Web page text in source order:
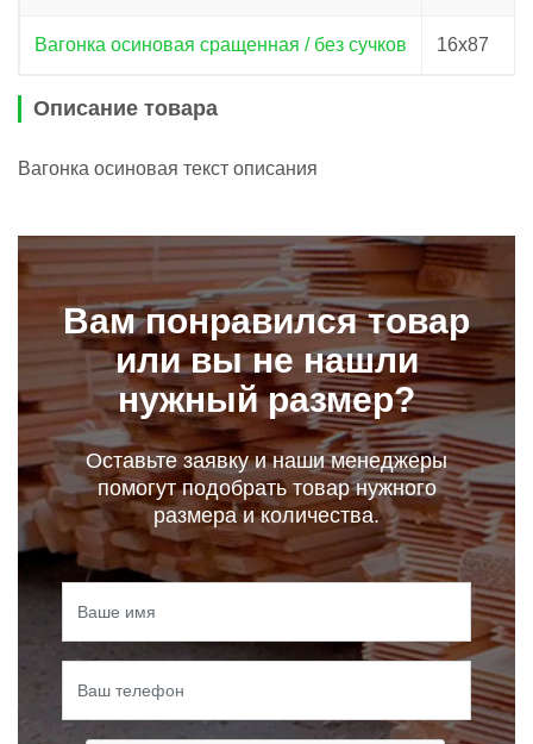
Вагонка осиновая сращенная / без сучков 16х87
Описание товара
Вагонка осиновая текст описания
Вам понравился товар
или вы не нашли
нужный размер?
Оставьте заявку и наши менеджеры
помогут подобрать товар нужного
размера и количества.